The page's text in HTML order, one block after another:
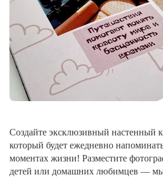
Создайте эксклюзивный настенный
который будет ежедневно
моментах жизни! Разместите
детей или домашних любимцев — мы